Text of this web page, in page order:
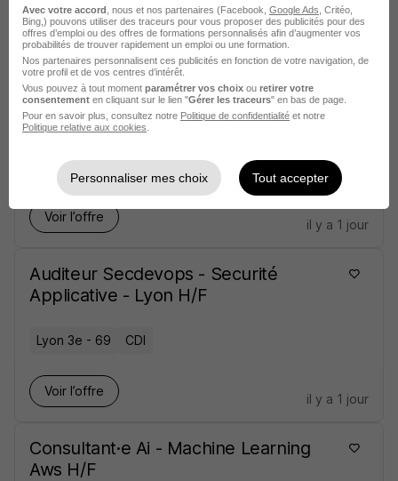
Voir l’offre
Expert Réseau & Sécurité - Data
Center H/F
Levallois-Perret - 92
Voir l’offre
il y a 1 jour
Auditeur Secdevops - Securité
Applicative - Lyon H/F
Lyon 3e - 69 CDI
Voir l’offre
il y a 1 jour
Consultant·e Ai - Machine Learning
Aws H/F
Avec votre accord , nous et nos partenaires (Facebook, Google Ads , Critéo,
Bing,) pouvons utiliser des traceurs pour vous proposer des publicités pour des
offres d’emploi ou des offres de formations personnalisés afin d’augmenter vos
probabilités de trouver rapidement un emploi ou une formation.
Nos partenaires personnalisent ces publicités en fonction de votre navigation, de
votre profil et de vos centres d’intérêt.
Vous pouvez à tout moment paramétrer vos choix ou retirer votre
consentement en cliquant sur le lien "Gérer les traceurs" en bas de page.
Pour en savoir plus, consultez notre Politique de confidentialité et notre
Politique relative aux cookies
Personnaliser mes choix Tout accepter